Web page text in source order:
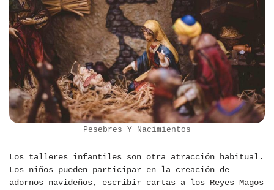
Pesebres Y Nacimientos
Los talleres infantiles son otra atracción habitual.
Los niños pueden participar en la creación de
adornos navideños, escribir cartas a los Reyes Magos